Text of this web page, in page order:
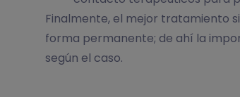
Finalmente, el mejor tratamiento
forma permanente; de ahí la
según el caso.